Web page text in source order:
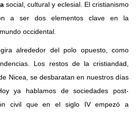
social, cultural y eclesial. El cristianismo
a ser dos elementos clave en la
occidental.
alrededor del polo opuesto, como
Los restos de la cristiandad,
Nicea, se desbaratan en nuestros días
ya hablamos de sociedades post-
civil que en el siglo IV empezó a